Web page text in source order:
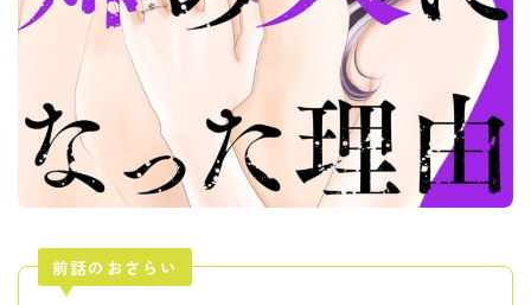
前話のおさらい